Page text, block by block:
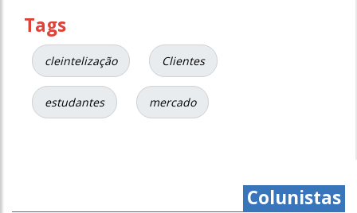
Tags
cleintelização Clientes
estudantes mercado
Colunistas